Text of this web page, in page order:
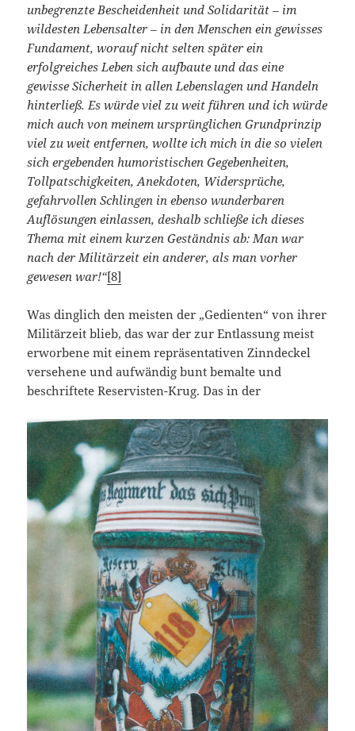
unbegrenzte Bescheidenheit und Solidarität – im
wildesten Lebensalter – in den Menschen ein gewisses
Fundament, worauf nicht selten später ein
erfolgreiches Leben sich aufbaute und das eine
gewisse Sicherheit in allen Lebenslagen und Handeln
hinterließ. Es würde viel zu weit führen und ich würde
mich auch von meinem ursprünglichen Grundprinzip
viel zu weit entfernen, wollte ich mich in die so vielen
sich ergebenden humoristischen Gegebenheiten,
Tollpatschigkeiten, Anekdoten, Widersprüche,
gefahrvollen Schlingen in ebenso wunderbaren
Auflösungen einlassen, deshalb schließe ich dieses
Thema mit einem kurzen Geständnis ab: Man war
nach der Militärzeit ein anderer, als man vorher
gewesen war!“[8]
Was dinglich den meisten der „Gedienten“ von ihrer
Militärzeit blieb, das war der zur Entlassung meist
erworbene mit einem repräsentativen Zinndeckel
versehene und aufwändig bunt bemalte und
beschriftete Reservisten-Krug. Das in der